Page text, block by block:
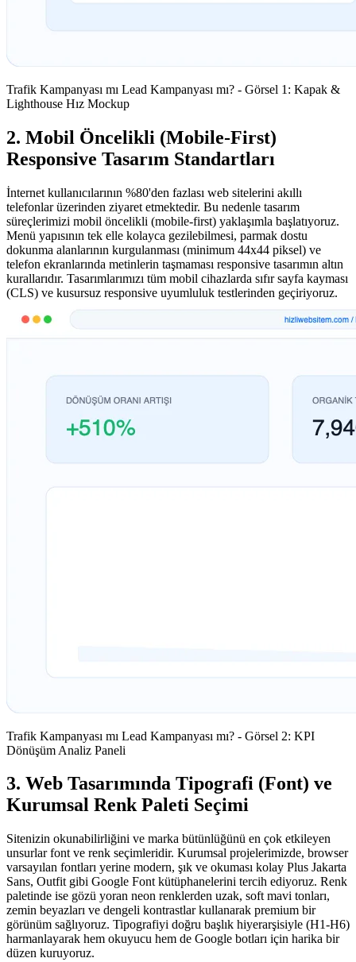
Trafik Kampanyası mı Lead Kampanyası mı? - Görsel 1: Kapak &
Lighthouse Hız Mockup
2. Mobil Öncelikli (Mobile-First)
Responsive Tasarım Standartları
İnternet kullanıcılarının %80'den fazlası web sitelerini akıllı
telefonlar üzerinden ziyaret etmektedir. Bu nedenle tasarım
süreçlerimizi mobil öncelikli (mobile-first) yaklaşımla başlatıyoruz.
Menü yapısının tek elle kolayca gezilebilmesi, parmak dostu
dokunma alanlarının kurgulanması (minimum 44x44 piksel) ve
telefon ekranlarında metinlerin taşmaması responsive tasarımın altın
kurallarıdır. Tasarımlarımızı tüm mobil cihazlarda sıfır sayfa kayması
(CLS) ve kusursuz responsive uyumluluk testlerinden geçiriyoruz.
Trafik Kampanyası mı Lead Kampanyası mı? - Görsel 2: KPI
Dönüşüm Analiz Paneli
3. Web Tasarımında Tipografi (Font) ve
Kurumsal Renk Paleti Seçimi
Sitenizin okunabilirliğini ve marka bütünlüğünü en çok etkileyen
unsurlar font ve renk seçimleridir. Kurumsal projelerimizde, browser
varsayılan fontları yerine modern, şık ve okuması kolay Plus Jakarta
Sans, Outfit gibi Google Font kütüphanelerini tercih ediyoruz. Renk
paletinde ise gözü yoran neon renklerden uzak, soft mavi tonları,
zemin beyazları ve dengeli kontrastlar kullanarak premium bir
görünüm sağlıyoruz. Tipografiyi doğru başlık hiyerarşisiyle (H1-H6)
harmanlayarak hem okuyucu hem de Google botları için harika bir
düzen kuruyoruz.